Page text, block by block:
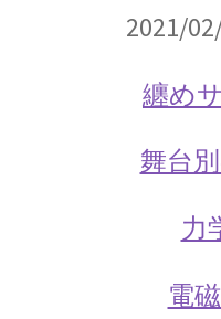
【オランダ物理
グラーツ大
ケンブリッ
2021/
纏め
舞台
力
電